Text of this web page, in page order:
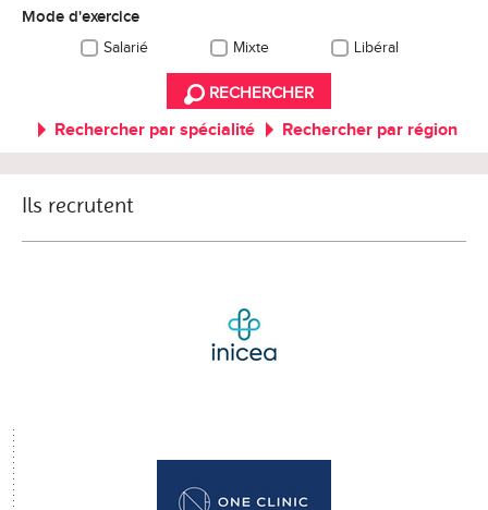
Mode d'exercice
Salarié Mixte Libéral
RECHERCHER
Rechercher par spécialité Rechercher par région
Ils recrutent